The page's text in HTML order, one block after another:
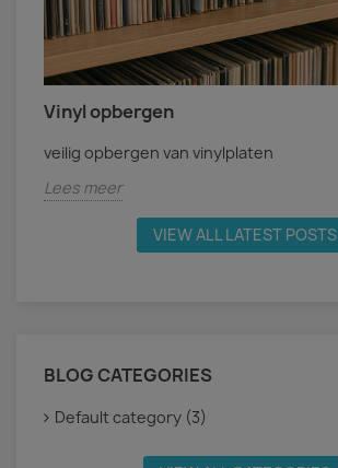
Vinyl opbergen
veilig opbergen van vinylplaten
Lees meer
VIEW ALL LATEST POSTS
BLOG CATEGORIES
Default category (3)